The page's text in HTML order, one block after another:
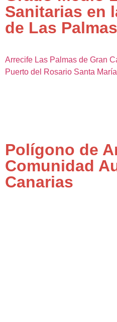
Sanitarias en
de Las
Arrecife Las Palmas de Gran
Puerto del Rosario Santa
Polígono de
Comunidad
Canarias